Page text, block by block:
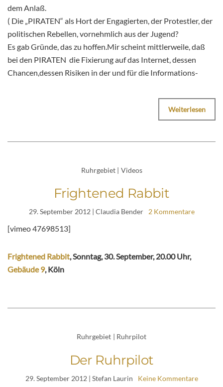
dem Anlaß.
( Die „PIRATEN“ als Hort der Engagierten, der Protestler, der
politischen Rebellen, vornehmlich aus der Jugend?
Es gab Gründe, das zu hoffen.Mir scheint mittlerweile, daß
bei den PIRATEN die Fixierung auf das Internet, dessen
Chancen,dessen Risiken in der und für die Informations-
Weiterlesen
Ruhrgebiet | Videos
Frightened Rabbit
29. September 2012| Claudia Bender 2 Kommentare
[vimeo 47698513]
Frightened Rabbit, Sonntag, 30. September, 20.00 Uhr,
Gebäude 9, Köln
Ruhrgebiet | Ruhrpilot
Der Ruhrpilot
29. September 2012| Stefan Laurin Keine Kommentare